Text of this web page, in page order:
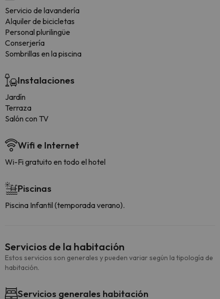
Servicio de lavandería
Alquiler de bicicletas
Personal plurilingüe
Conserjería
Sombrillas en la piscina
Instalaciones
Jardín
Terraza
Salón con TV
Wifi e Internet
Wi-Fi gratuito en todo el hotel
Piscinas
Piscina Infantil (temporada verano).
Servicios de la habitación
Estos servicios son generales y pueden variar según la tipología de
habitación.
Servicios generales habitación